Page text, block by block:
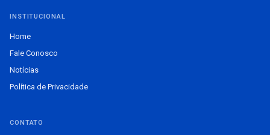
INSTITUCIONAL
Home
Fale Conosco
Notícias
Política de Privacidade
CONTATO